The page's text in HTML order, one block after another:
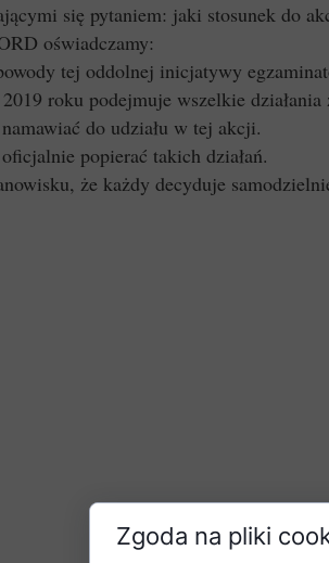
się pytaniem: jaki stosunek do
oświadczamy:
tej oddolnej inicjatywy
roku podejmuje wszelkie
do udziału w tej akcji.
popierać takich działań.
że każdy decyduje
Zgoda na pliki